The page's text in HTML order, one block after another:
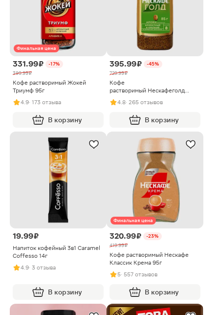
Финальная цена
331.99 ₽
-17%
399.99 ₽
Кофе растворимый Жокей
Триумф 95г
4.9· 173 отзыва
В корзину
395.99 ₽
-45%
729.99 ₽
Кофе
растворимый Нескафеголд
Арома Интенсо 85г
4.8· 265 отзывов
В корзину
19.99 ₽
Напиток кофейный 3в1 Caramel
Coffesso 14г
4.9· 3 отзыва
В корзину
Финальная цена
320.99 ₽
-23%
419.99 ₽
Кофе растворимый Нескафе
Классик Крема 95г
5· 557 отзывов
В корзину